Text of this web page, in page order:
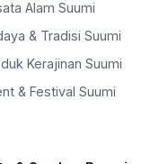
Alam Suumi
& Tradisi Suumi
Kerajinan Suumi
& Festival Suumi